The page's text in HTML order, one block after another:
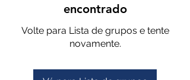
encontrado
Volte para Lista de grupos e tente
novamente.